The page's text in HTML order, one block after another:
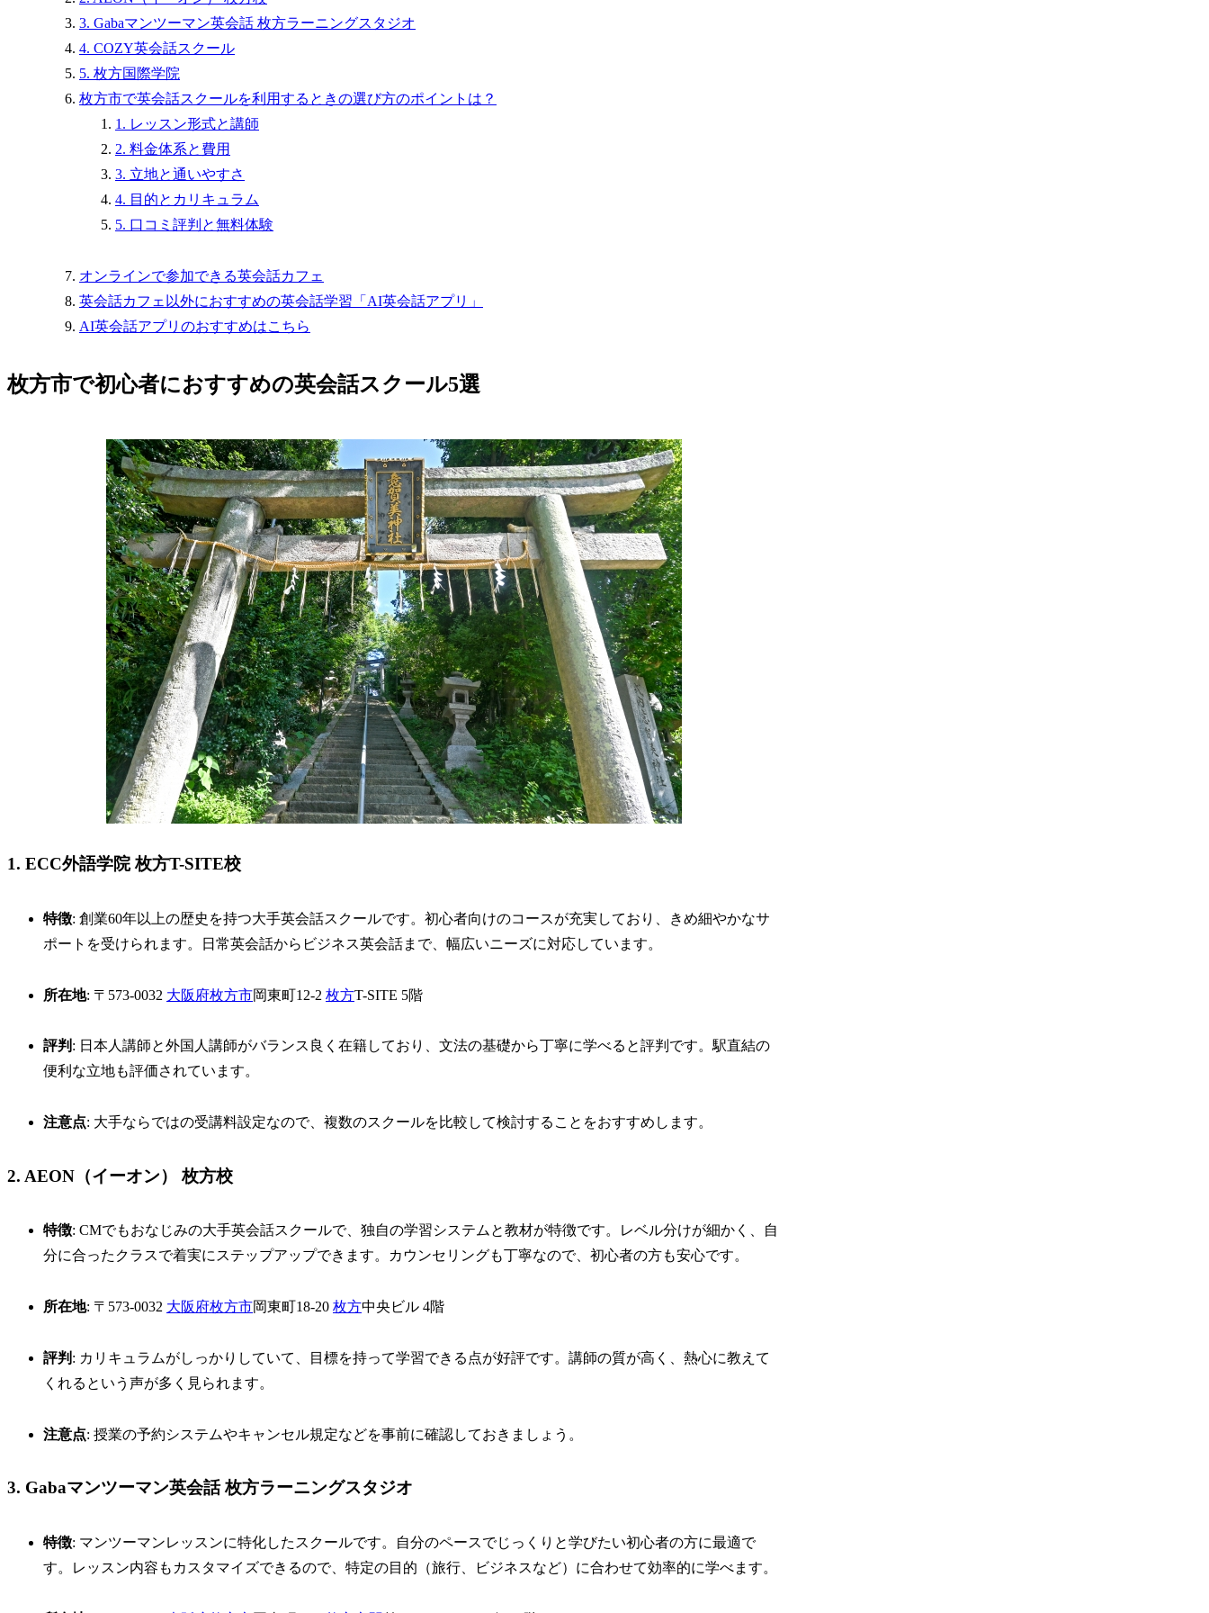
3. Gabaマンツーマン英会話 枚方ラーニングスタジオ
4. COZY英会話スクール
5. 枚方国際学院
枚方市で英会話スクールを利用するときの選び方のポイントは？
1. レッスン形式と講師
2. 料金体系と費用
3. 立地と通いやすさ
4. 目的とカリキュラム
5. 口コミ評判と無料体験
オンラインで参加できる英会話カフェ
英会話カフェ以外におすすめの英会話学習「AI英会話アプリ」
AI英会話アプリのおすすめはこちら
枚方市で初心者におすすめの英会話スクール5選
1. ECC外語学院 枚方T-SITE校
特徴: 創業60年以上の歴史を持つ大手英会話スクールです。初心者向けのコースが充実しており、きめ細やかなサ
ポートを受けられます。日常英会話からビジネス英会話まで、幅広いニーズに対応しています。
所在地: 〒573-0032 大阪府枚方市岡東町12-2 枚方T-SITE 5階
評判 : 日本人講師と外国人講師がバランス良く在籍しており、文法の基礎から丁寧に学べると評判です。駅直結の
便利な立地も評価されています。
注意点: 大手ならではの受講料設定なので、複数のスクールを比較して検討することをおすすめします。
2. AEON（イーオン） 枚方校
特徴: CMでもおなじみの大手英会話スクールで、独自の学習システムと教材が特徴です。レベル分けが細かく、自
分に合ったクラスで着実にステップアップできます。カウンセリングも丁寧なので、初心者の方も安心です。
所在地: 〒573-0032 大阪府枚方市岡東町18-20 枚方中央ビル 4階
評判 : カリキュラムがしっかりしていて、目標を持って学習できる点が好評です。講師の質が高く、熱心に教えて
くれるという声が多く見られます。
注意点: 授業の予約システムやキャンセル規定などを事前に確認しておきましょう。
3. Gabaマンツーマン英会話 枚方ラーニングスタジオ
特徴: マンツーマンレッスンに特化したスクールです。自分のペースでじっくりと学びたい初心者の方に最適で
す。レッスン内容もカスタマイズできるので、特定の目的（旅行、ビジネスなど）に合わせて効率的に学べます。